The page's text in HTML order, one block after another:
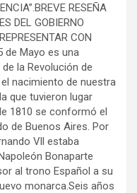
RESEÑA
DEL GOBIERNO
CON
de Mayo es una
la Revolución de
nacimiento de nuestra
que tuvieron lugar
1810 se conformó el
de Buenos Aires. Por
Vll estaba
Bonaparte
al trono Español a su
monarca.Seis años